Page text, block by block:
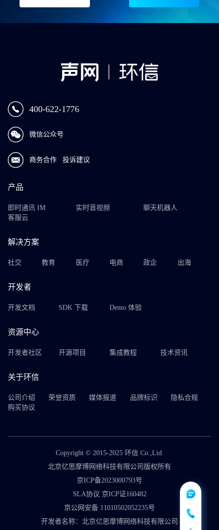
400-622-1776
微信公众号
商务合作 投诉建议
产品
即时通讯 IM 实时音视频
聊天机器人
客服云
解决方案
社交 教育 医疗 电商 政企 出海
开发者
开发文档 SDK 下载 Demo 体验
资源中心
开发者社区 开源项目 集成教程 技术资讯
关于环信
公司介绍 荣誉资质 媒体报道 品牌标识
隐私合规
购买协议
Copyright © 2015-2025 环信 Co.,Ltd.
北京亿思摩博网络科技有限公司版权所有
京ICP备2023000793号
SLA协议 京ICP证160482
京公网安备 11010502052235号
开发者名称：北京亿思摩博网络科技有限公司